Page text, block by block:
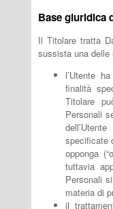
Base giuridica
Il Titolare tratta
sussista una delle
l’Utente
finalità
Titolare
Personali
specificate
opponga
tuttavia
Personali
materia di
il